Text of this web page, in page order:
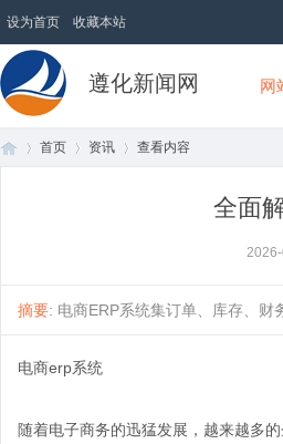
设为首页 收藏本站
遵化新闻网 网
首页 资讯 查看内容
全面
摘要: 电商ERP系统集订单、库存、
电商erp系统
随着电子商务的迅猛发展，越来越多